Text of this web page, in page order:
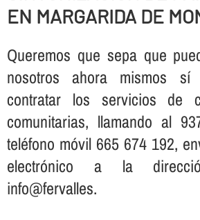
EN MARGARIDA DE
Queremos que sepa que
nosotros ahora mismos
contratar los servicios de
comunitarias, llamando al
teléfono móvil 665 674 192,
electrónico a la
info@fervalles.